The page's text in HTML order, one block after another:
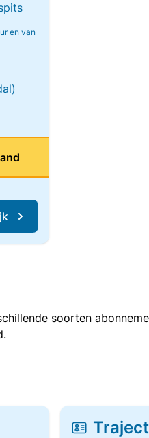
en van
soorten